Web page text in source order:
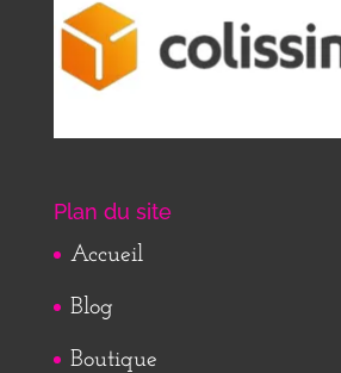
Plan du site
Accueil
Blog
Boutique